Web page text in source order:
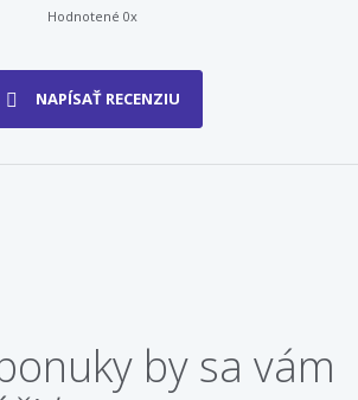
Hodnotené 0x
NAPÍSAŤ RECENZIU
by sa vám